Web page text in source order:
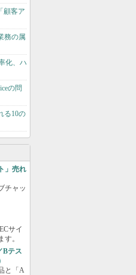
顧客ア
務の属
化、ハ
の問
る10の
」売れ
チャッ
サイ
。
Bテス
と「A